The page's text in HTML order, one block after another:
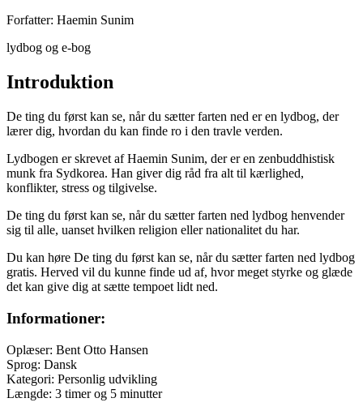
Forfatter: Haemin Sunim
lydbog og e-bog
Introduktion
De ting du først kan se, når du sætter farten ned er en lydbog, der
lærer dig, hvordan du kan finde ro i den travle verden.
Lydbogen er skrevet af Haemin Sunim, der er en zenbuddhistisk
munk fra Sydkorea. Han giver dig råd fra alt til kærlighed,
konflikter, stress og tilgivelse.
De ting du først kan se, når du sætter farten ned lydbog henvender
sig til alle, uanset hvilken religion eller nationalitet du har.
Du kan høre De ting du først kan se, når du sætter farten ned lydbog
gratis. Herved vil du kunne finde ud af, hvor meget styrke og glæde
det kan give dig at sætte tempoet lidt ned.
Informationer:
Oplæser: Bent Otto Hansen
Sprog: Dansk
Kategori: Personlig udvikling
Længde: 3 timer og 5 minutter